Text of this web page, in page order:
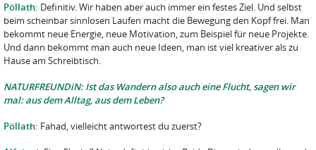
Pöllath: Definitiv. Wir haben aber auch immer ein festes Ziel. Und selbst
beim scheinbar sinnlosen Laufen macht die Bewegung den Kopf frei. Man
bekommt neue Energie, neue Motivation, zum Beispiel für neue Projekte.
Und dann bekommt man auch neue Ideen, man ist viel kreativer als zu
Hause am Schreibtisch.
NATURFREUNDiN: Ist das Wandern also auch eine Flucht, sagen wir
mal: aus dem Alltag, aus dem Leben?
Pöllath: Fahad, vielleicht antwortest du zuerst?